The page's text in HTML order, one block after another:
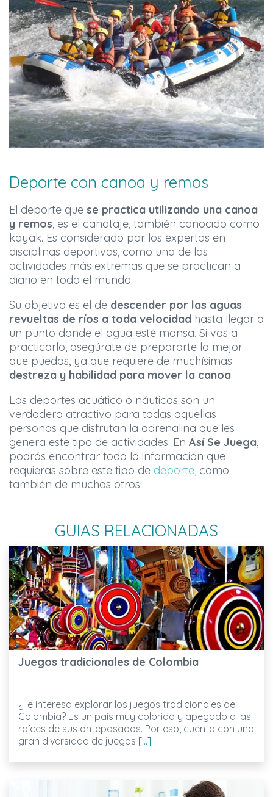
Deporte con canoa y remos
El deporte que se practica utilizando una canoa
y remos, es el canotaje, también conocido como
kayak. Es considerado por los expertos en
disciplinas deportivas, como una de las
actividades más extremas que se practican a
diario en todo el mundo.
Su objetivo es el de descender por las aguas
revueltas de ríos a toda velocidad hasta llegar a
un punto donde el agua esté mansa. Si vas a
practicarlo, asegúrate de prepararte lo mejor
que puedas, ya que requiere de muchísimas
destreza y habilidad para mover la canoa.
Los deportes acuático o náuticos son un
verdadero atractivo para todas aquellas
personas que disfrutan la adrenalina que les
genera este tipo de actividades. En Así Se Juega,
podrás encontrar toda la información que
requieras sobre este tipo de deporte, como
también de muchos otros.
GUIAS RELACIONADAS
Juegos tradicionales de Colombia
¿Te interesa explorar los juegos tradicionales de
Colombia? Es un país muy colorido y apegado a las
raíces de sus antepasados. Por eso, cuenta con una
gran diversidad de juegos [...]